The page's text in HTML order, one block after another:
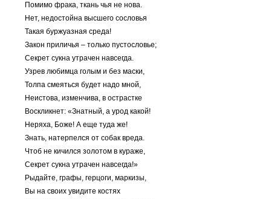
Помимо фрака, ткань чья не нова.
Нет, недостойна высшего сословья
Такая буржуазная среда!
Закон приличья – только пустословье;
Секрет сукна утрачен навсегда.
Узрев любимца голым и без маски,
Толпа смеяться будет надо мной,
Неистова, изменчива, в острастке
Воскликнет: «Знатный, а урод какой!
Неряха, Боже! А еще туда же!
Знать, натерпелся от собак вреда.
Чтоб не кичился золотом в кураже,
Секрет сукна утрачен навсегда!»
Рыдайте, графы, герцоги, маркизы,
Вы на своих увидите костях